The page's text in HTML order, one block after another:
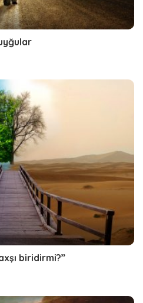
biridirmi?”